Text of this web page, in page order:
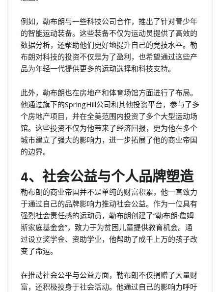
例如，勒布朗与一些科技公司合作，推出了针对青少年
的智能运动装备。这些装备不仅为运动员提供了高效的
数据分析，还帮助他们更好地提升自己的竞技水平。勒
布朗对科技的投资不仅是为了盈利，也希望通过这些产
品为年轻一代提供更多的运动选择和科技支持。
此外，勒布朗也在房地产和体育场馆方面进行了布局。
他通过旗下的SpringHill公司和其他投资平台，参与了多
个房地产项目，并在全美范围内投资了多个大型运动场
馆。这些投资不仅为他带来了经济回报，更为他在多个
城市建立了强大的影响力，进一步拓展了他的商业帝国
的边界。
4、社会公益与个人品牌塑造
勒布朗的商业帝国并不是单纯的财富积累，他一直致力
于通过自己的品牌影响力推动社会公益。作为一位具有
强烈社会责任感的运动员，勒布朗创建了“勒布朗·詹姆
斯家庭基金会”，致力于为贫困儿童提供教育机会。通
过设立奖学金、资助学业，他帮助了成千上万的孩子改
变了命运。
在推动社会公平与公益方面，勒布朗不仅捐赠了大量财
富，还积极投身于社会活动。他通过自己的影响力呼吁